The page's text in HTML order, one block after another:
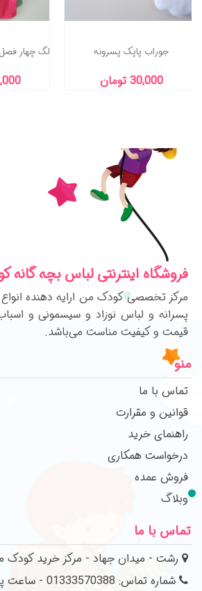
جوراب پاپک پسرونه
30,000 تومان
فروشگاه اینترنتی لباس بچه
مرکز تخصصی کودک من ارایه دهنده
پسرانه و لباس نوزاد و سیسمونی و
قیمت و کیفیت مناست می‌باشد.
منو
تماس با ما
قوانین و مقرارت
راهنمای خرید
درخواست همکاری
فروش عمده
وبلاگ
تماس با ما
رشت - میدان جهاد - مرکز خرید کودک